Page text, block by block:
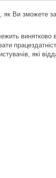
як Ви зможете
винятково
які